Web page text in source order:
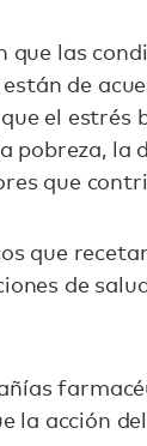
que las
de
el estrés
pobreza, la
que
que
de
la acción